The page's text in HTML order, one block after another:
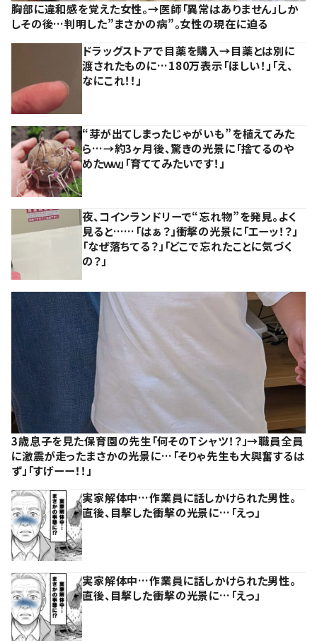
胸部に違和感を覚えた女性。→医師「異常はありません」しか
しその後…判明した”まさかの病”。女性の現在に迫る
ドラッグストアで目薬を購入→目薬とは別に
渡されたものに…180万表示「ほしい！」「え、
なにこれ！！」
“芽が出てしまったじゃがいも”を植えてみた
ら…→約3ヶ月後、驚きの光景に「捨てるのや
めたｗｗ」「育ててみたいです！」
夜、コインランドリーで“忘れ物”を発見。よく
見ると……「はぁ？」衝撃の光景に「エーッ！？」
「なぜ落ちてる？」「どこで忘れたことに気づく
の？」
3歳息子を見た保育園の先生「何そのTシャツ！？」→職員全員
に激震が走ったまさかの光景に…「そりゃ先生も大興奮するは
ず」「すげーー！！」
実家解体中…作業員に話しかけられた男性。
直後、目撃した衝撃の光景に…「えっ」
実家解体中…作業員に話しかけられた男性。
直後、目撃した衝撃の光景に…「えっ」